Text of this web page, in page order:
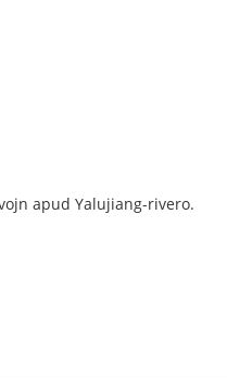
apud Yalujiang-rivero.